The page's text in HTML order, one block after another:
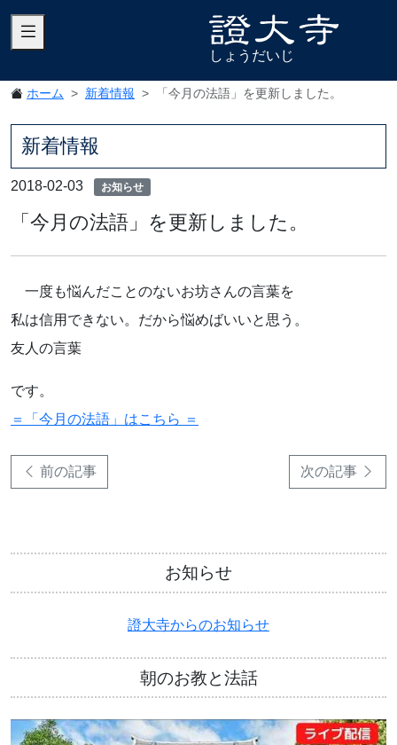
しょうだいじ
ホーム 新着情報 「今月の法語」を更新しました。
新着情報
2018-02-03 お知らせ
「今月の法語」を更新しました。
一度も悩んだことのないお坊さんの言葉を
私は信用できない。だから悩めばいいと思う。
友人の言葉
です。
＝「今月の法語」はこちら ＝
前の記事 次の記事
お知らせ
證大寺からのお知らせ
朝のお教と法話